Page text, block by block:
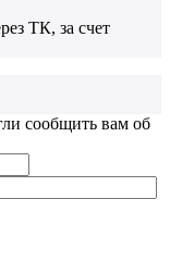
ТК, за счет
сообщить вам об